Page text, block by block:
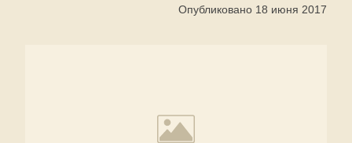
Опубликовано 18 июня 2017